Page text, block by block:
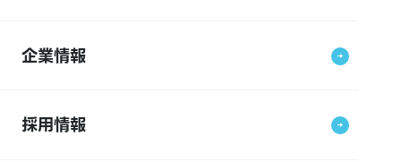
企業情報
採用情報